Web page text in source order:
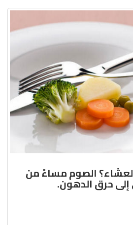
الصوم مساءً من
حرق الدهون.